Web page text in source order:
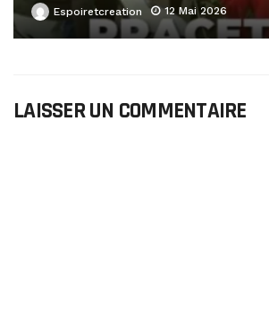
Espoiretcreation 12 Mai 2026
LAISSER UN COMMENTAIRE